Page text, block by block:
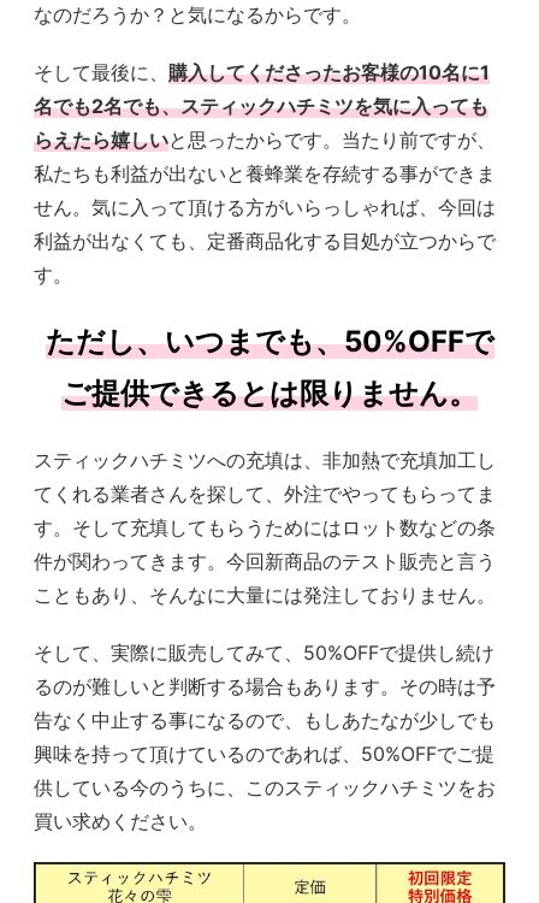
なのだろうか？と気になるからです。
そして最後に、 購入してくださったお客様の10名に1
名でも2名でも、スティックハチミツを気に入っても
らえたら嬉しいと思ったからです。当たり前ですが、
私たちも利益が出ないと養蜂業を存続する事ができま
せん。気に入って頂ける方がいらっしゃれば、今回は
利益が出なくても、定番商品化する目処が立つからで
す。
ただし、いつまでも、50%OFFで
ご提供できるとは限りません。
スティックハチミツへの充填は、非加熱で充填加工し
てくれる業者さんを探して、外注でやってもらってま
す。そして充填してもらうためにはロット数などの条
件が関わってきます。今回新商品のテスト販売と言う
こともあり、そんなに大量には発注しておりません。
そして、実際に販売してみて、50%OFFで提供し続け
るのが難しいと判断する場合もあります。その時は予
告なく中止する事になるので、もしあたなが少しでも
興味を持って頂けているのであれば、50%OFFでご提
供している今のうちに、このスティックハチミツをお
買い求めください。